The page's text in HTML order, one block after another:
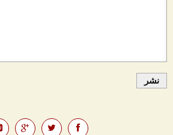
نشر